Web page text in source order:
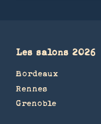
Les salons 2026
Bordeaux
Rennes
Grenoble